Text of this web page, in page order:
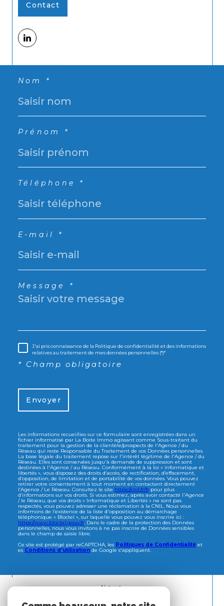
Nom *
Prénom *
Téléphone *
E-mail *
Message *
J'ai pris connaissance de la Politique de confidentialité et des informations
relatives au traitement de mes données personnelles (*)*
* Champ obligatoire
Envoyer
Les informations recueillies sur ce formulaire sont enregistrées dans un
fichier informatisé par La Boite Immo agissant comme Sous-traitant du
traitement pour la gestion de la clientèle/prospects de l'Agence / du
Réseau qui reste Responsable du Traitement de vos Données personnelles.
La base légale du traitement repose sur l'intérêt légitime de l'Agence / du
Réseau. Elles sont conservées jusqu'à demande de suppression et sont
destinées à l'Agence / au Réseau. Conformément à la loi « informatique et
libertés », vous disposez des droits d’accès, de rectification, d’effacement,
d’opposition, de limitation et de portabilité de vos données. Vous pouvez
retirer votre consentement à tout moment en contactant directement
l’Agence / Le Réseau. Consultez le site https://cnil.fr/fr pour plus
d’informations sur vos droits. Si vous estimez, après avoir contacté l'Agence
/ le Réseau, que vos droits « Informatique et Libertés » ne sont pas
respectés, vous pouvez adresser une réclamation à la CNIL. Nous vous
informons de l’existence de la liste d'opposition au démarchage
téléphonique « Bloctel », sur laquelle vous pouvez vous inscrire ici :
https://www.bloctel.gouv.fr. Dans le cadre de la protection des Données
personnelles, nous vous invitons à ne pas inscrire de Données sensibles
dans le champ de saisie libre.
Ce site est protégé par reCAPTCHA, les Politiques de Confidentialité et
es Conditions d'utilisation de Google s'appliquent.
Contact
Nous